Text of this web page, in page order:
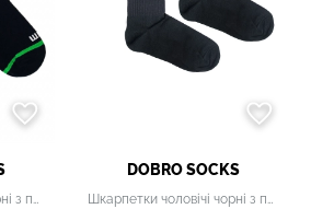
Шкарпетки чоловічі чорні з принтом
DOBRO SOCKS
Шкарпетки чоловічі чорні з принтом